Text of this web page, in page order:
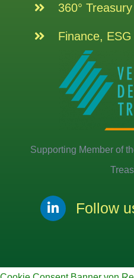
360°
Finance,
Supporting Member of
Follow